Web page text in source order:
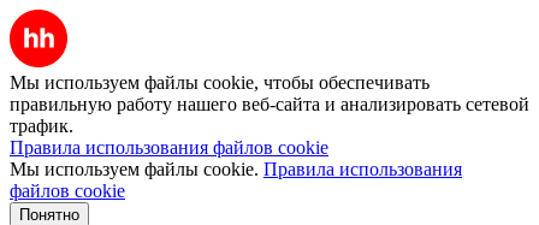
Мы используем файлы cookie, чтобы обеспечивать
правильную работу нашего веб-сайта и анализировать сетевой
трафик.
Правила использования файлов cookie
Мы используем файлы cookie. Правила использования
файлов cookie
Понятно